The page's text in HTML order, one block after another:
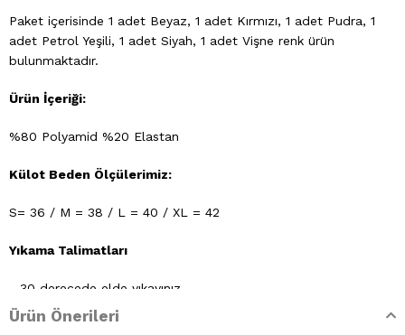
Paket içerisinde 1 adet Beyaz, 1 adet Kırmızı, 1 adet Pudra, 1
adet Petrol Yeşili, 1 adet Siyah, 1 adet Vişne renk ürün
bulunmaktadır.
Ürün İçeriği:
%80 Polyamid %20 Elastan
Külot Beden Ölçülerimiz:
S= 36 / M = 38 / L = 40 / XL = 42
Yıkama Talimatları
- 30 derecede elde yıkayınız
- Klorlu beyazlatma ve leke giderilmesi yapılamaz
Ürün Önerileri